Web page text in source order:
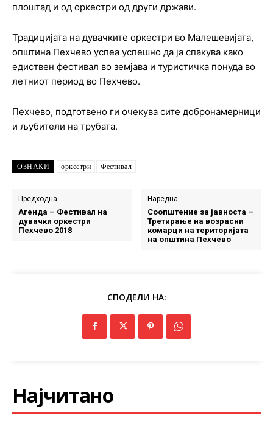
плоштад и од оркестри од други држави.
Традицијата на дувачките оркестри во Малешевијата,
општина Пехчево успеа успешно да ја спакува како
едиствен фестивал во земјава и туристичка понуда во
летниот период во Пехчево.
Пехчево, подготвено ги очекува сите добронамерници
и љубители на трубата.
ОЗНАКИ оркестри Фестивал
Предходна
Агенда – Фестивал на
дувачки оркестри
Пехчево 2018
Наредна
Соопштение за јавноста –
Третирање на возрасни
комарци на територијата
на општина Пехчево
СПОДЕЛИ НА:
Најчитано